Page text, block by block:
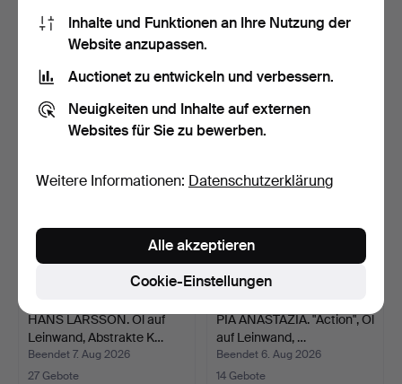
TIBOR KOOS. Öl auf
Leinwand, signiert und …
Beendet 7. Aug 2026
12 Gebote
ROLAND K NILSSON. Öl
auf Leinwand, Pflanze…
19 Gebote
HANS LARSSON. Öl auf
Leinwand, Abstrakte K…
Beendet 7. Aug 2026
27 Gebote
PIA ANASTAZIA. "Action", Öl
auf Leinwand, …
Beendet 6. Aug 2026
14 Gebote
Inhalte und Funktionen an Ihre Nutzung der
Website anzupassen.
Auctionet zu entwickeln und verbessern.
Neuigkeiten und Inhalte auf externen
Websites für Sie zu bewerben.
Weitere Informationen: Datenschutzerklärung
Cookie-Einstellungen
Alle akzeptieren